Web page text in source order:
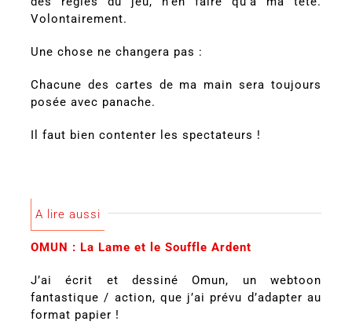
Volontairement.
Une chose ne changera pas :
Chacune des cartes de ma main sera toujours
posée avec panache.
Il faut bien contenter les spectateurs !
A lire aussi
OMUN : La Lame et le Souffle Ardent
J’ai écrit et dessiné Omun, un webtoon
fantastique / action, que j’ai prévu d’adapter au
format papier !